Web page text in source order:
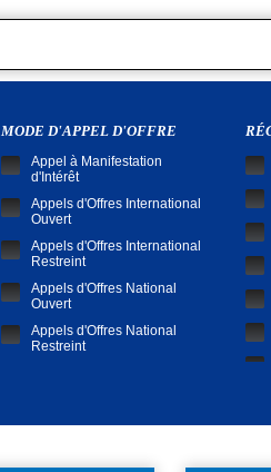
MODE D'APPEL D'OFFRE
Appel à Manifestation
d'Intérêt
Appels d'Offres International
Ouvert
Appels d'Offres International
Restreint
Appels d'Offres National
Ouvert
Appels d'Offres National
Restreint